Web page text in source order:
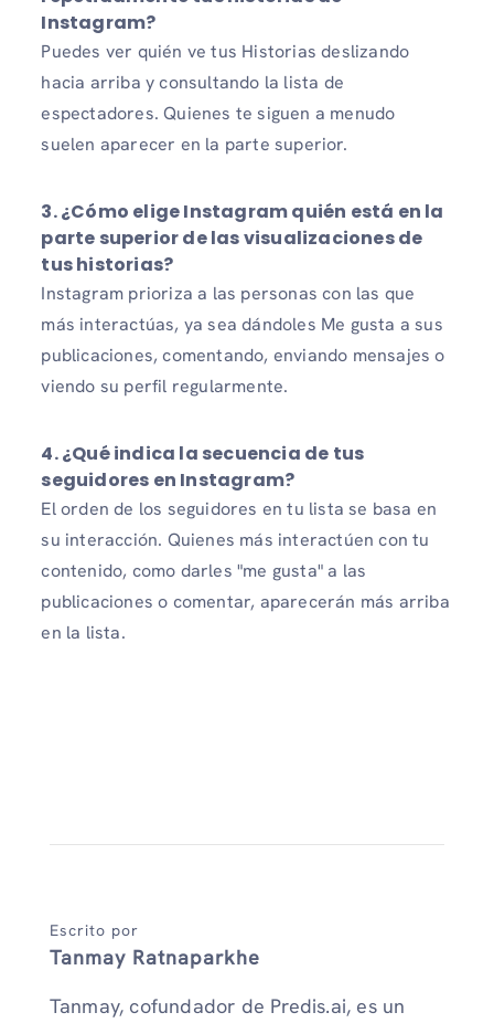
Instagram?
Puedes ver quién ve tus Historias deslizando
hacia arriba y consultando la lista de
espectadores. Quienes te siguen a menudo
suelen aparecer en la parte superior.
3. ¿Cómo elige Instagram quién está en la
parte superior de las visualizaciones de
tus historias?
Instagram prioriza a las personas con las que
más interactúas, ya sea dándoles Me gusta a sus
publicaciones, comentando, enviando mensajes o
viendo su perfil regularmente.
4. ¿Qué indica la secuencia de tus
seguidores en Instagram?
El orden de los seguidores en tu lista se basa en
su interacción. Quienes más interactúen con tu
contenido, como darles "me gusta" a las
publicaciones o comentar, aparecerán más arriba
en la lista.
Escrito por
Tanmay Ratnaparkhe
Tanmay, cofundador de Predis.ai, es un